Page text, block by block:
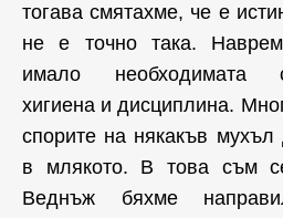
тогава смятахме, че е
не е точно така.
имало необходимата
хигиена и дисциплина.
спорите на някакъв мухъл
в млякото. В това съм
Веднъж бяхме